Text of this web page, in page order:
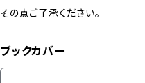
その点ご了承ください。
ブックカバー